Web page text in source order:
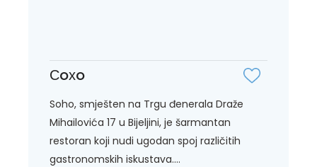
Сoхo
Soho, smješten na Trgu đenerala Draže
Mihailovića 17 u Bijeljini, je šarmantan
restoran koji nudi ugodan spoj različitih
gastronomskih iskustava....